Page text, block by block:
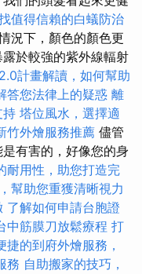
值得信賴的白蟻防治
況下，顏色的顏色更
於較強的紫外線輻射
計畫解讀，如何幫助
答您法律上的疑惑 離
持 塔位風水，選擇適
竹外燴服務推薦 儘管
有害的，好像您的身
耐用性，助您打造完
幫助您重獲清晰視力
了解如何申請台胞證
中筋膜刀放鬆療程 打
捷的到府外燴服務，
務 自助搬家的技巧，